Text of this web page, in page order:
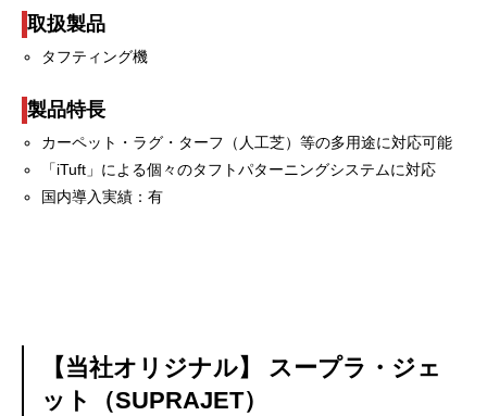
取扱製品
タフティング機
製品特長
カーペット・ラグ・ターフ（人工芝）等の多用途に対応可能
「iTuft」による個々のタフトパターニングシステムに対応
国内導入実績：有
【当社オリジナル】 スープラ・ジェ
ット（SUPRAJET）